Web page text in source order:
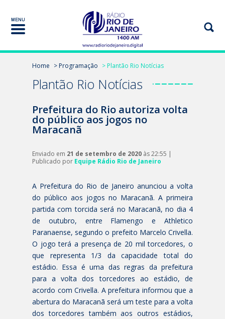
Home > Programação > Plantão Rio Notícias
Plantão Rio Notícias
Prefeitura do Rio autoriza volta
do público aos jogos no
Maracanã
Enviado em 21 de setembro de 2020 às 22:55 |
Publicado por Equipe Rádio Rio de Janeiro
A Prefeitura do Rio de Janeiro anunciou a volta
do público aos jogos no Maracanã. A primeira
partida com torcida será no Maracanã, no dia 4
de outubro, entre Flamengo e Athletico
Paranaense, segundo o prefeito Marcelo Crivella.
O jogo terá a presença de 20 mil torcedores, o
que representa 1/3 da capacidade total do
estádio. Essa é uma das regras da prefeitura
para a volta dos torcedores ao estádio, de
acordo com Crivella. A prefeitura informou que a
abertura do Maracanã será um teste para a volta
dos torcedores também aos outros estádios,